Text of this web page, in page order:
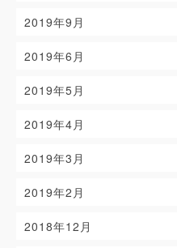
2019年9月
2019年6月
2019年5月
2019年4月
2019年3月
2019年2月
2018年12月